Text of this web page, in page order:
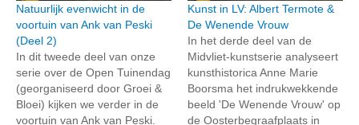
Natuurlijk evenwicht in de
voortuin van Ank van Peski
(Deel 2)
In dit tweede deel van onze
serie over de Open Tuinendag
(georganiseerd door Groei &
Bloei) kijken we verder in de
voortuin van Ank van Peski.
Kunst in LV: Albert Termote &
De Wenende Vrouw
In het derde deel van de
Midvliet-kunstserie analyseert
kunsthistorica Anne Marie
Boorsma het indrukwekkende
beeld 'De Wenende Vrouw' op
de Oosterbegraafplaats in